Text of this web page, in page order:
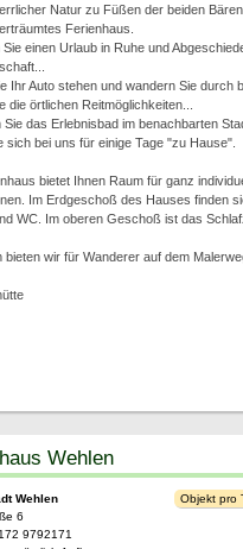
Natur zu Füßen der beiden
Ferienhaus.
einen Urlaub in Ruhe und
Ihr Auto stehen und wandern Sie durch
die örtlichen Reitmöglichkeiten...
Sie das Erlebnisbad im benachbarten
sich bei uns für einige Tage "zu Hause".
bietet Ihnen Raum für ganz
Im Erdgeschoß des Hauses finden
WC. Im oberen Geschoß ist das
bieten wir für Wanderer auf dem
Wehlen
Wehlen
6
9792171
Objekt pro